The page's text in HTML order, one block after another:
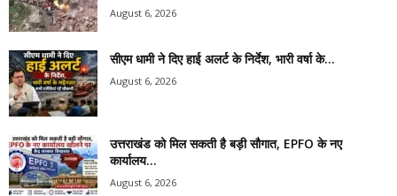
August 6, 2026
सीएम धामी ने दिए हाई अलर्ट के निर्देश, भारी वर्षा के...
August 6, 2026
उत्तराखंड को मिल सकती है बड़ी सौगात, EPFO के नए
कार्यालय...
August 6, 2026